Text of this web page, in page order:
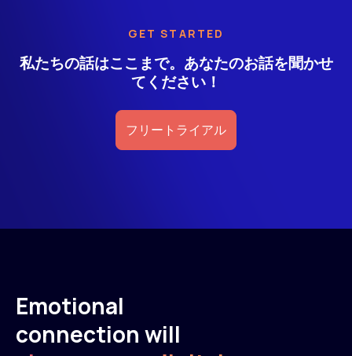
GET STARTED
私たちの話はここまで。あなたのお話を聞かせ
てください！
フリートライアル
Emotional
connection will